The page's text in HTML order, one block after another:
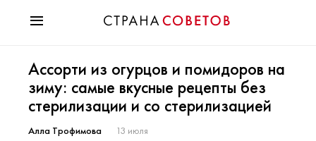
Мода
Звезды
Гороскопы
Здоровье
Ассорти из огурцов и помидоров на
зиму: самые вкусные рецепты без
стерилизации и со стерилизацией
Алла Трофимова 13 июля